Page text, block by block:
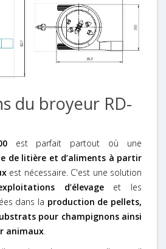
du broyeur RD-
est parfait partout où une
de litière et d’aliments à partir
est nécessaire. C'est une solution
d’élevageet les
dans la production de pellets,
pour champignons ainsi
animaux